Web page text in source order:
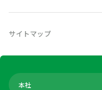
サイトマップ
本社